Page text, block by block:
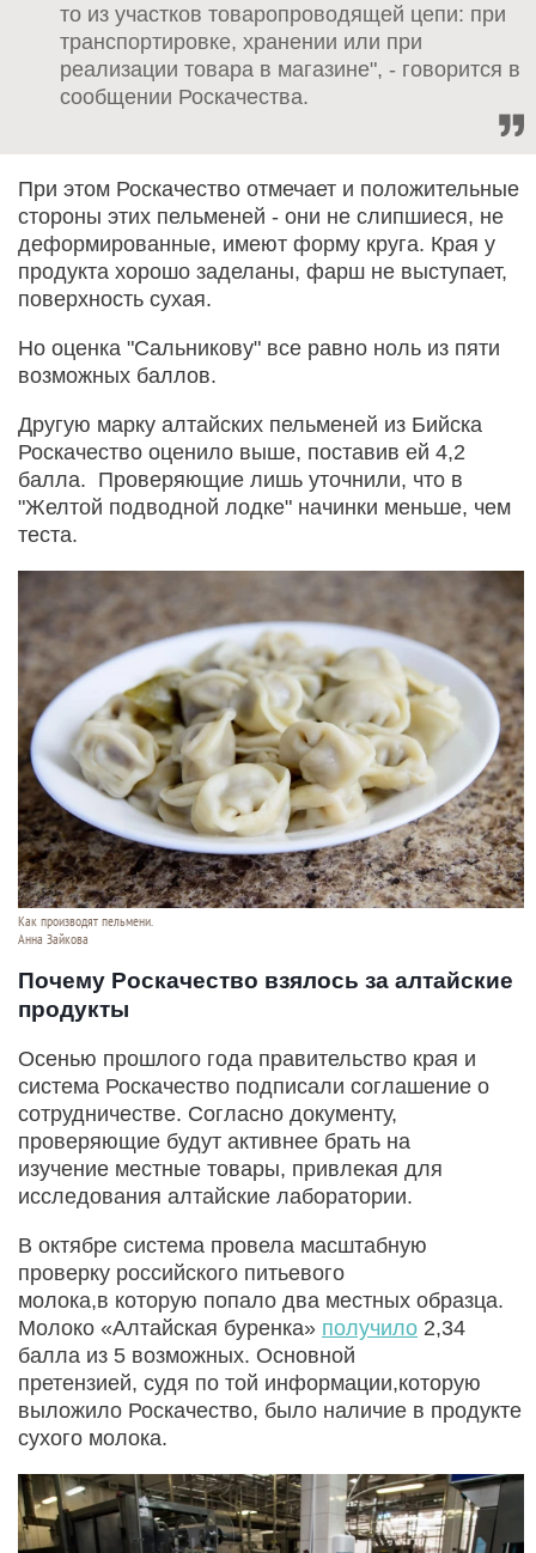
то из участков товаропроводящей цепи: при
транспортировке, хранении или при
реализации товара в магазине", - говорится в
сообщении Роскачества.
При этом Роскачество отмечает и положительные
стороны этих пельменей - они не слипшиеся, не
деформированные, имеют форму круга. Края у
продукта хорошо заделаны, фарш не выступает,
поверхность сухая.
Но оценка "Сальникову" все равно ноль из пяти
возможных баллов.
Другую марку алтайских пельменей из Бийска
Роскачество оценило выше, поставив ей 4,2
балла. Проверяющие лишь уточнили, что в
"Желтой подводной лодке" начинки меньше, чем
теста.
Как производят пельмени.
Анна Зайкова
Почему Роскачество взялось за алтайские
продукты
Осенью прошлого года правительство края и
система Роскачество подписали соглашение о
сотрудничестве. Согласно документу,
проверяющие будут активнее брать на
изучение местные товары, привлекая для
исследования алтайские лаборатории.
В октябре система провела масштабную
проверку российского питьевого
молока,в которую попало два местных образца.
Молоко «Алтайская буренка» получило 2,34
балла из 5 возможных. Основной
претензией, судя по той информации,которую
выложило Роскачество, было наличие в продукте
сухого молока.